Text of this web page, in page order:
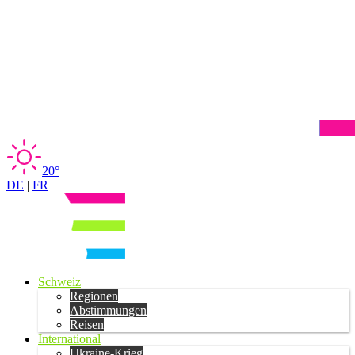
20°
DE | FR
Schweiz
Regionen
Abstimmungen
Reisen
International